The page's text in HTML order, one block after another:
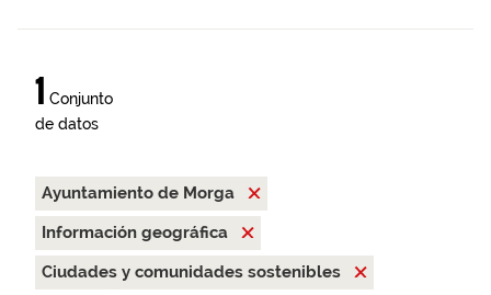
1 Conjunto
de datos
Ayuntamiento de Morga
Información geográfica
Ciudades y comunidades sostenibles